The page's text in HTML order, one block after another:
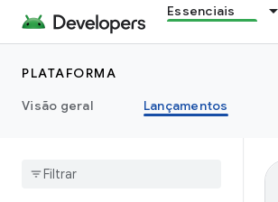
Essenciais
PLATAFORMA
Visão geral
Lançamentos